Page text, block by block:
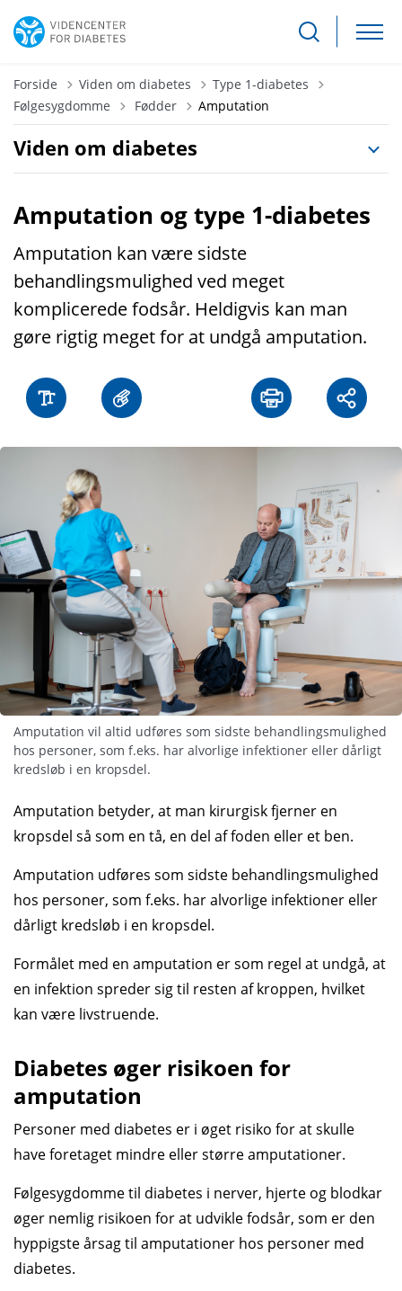
Forside Viden om diabetes
Type 1-diabetes
Følgesygdomme
Tilbage til
Fødder Amputation
Viden om diabetes
Amputation og type 1-diabetes
Amputation kan være sidste
behandlingsmulighed ved meget
komplicerede fodsår. Heldigvis kan man
gøre rigtig meget for at undgå amputation.
Amputation vil altid udføres som sidste behandlingsmulighed
hos personer, som f.eks. har alvorlige infektioner eller dårligt
kredsløb i en kropsdel.
Amputation betyder, at man kirurgisk fjerner en
kropsdel så som en tå, en del af foden eller et ben.
Amputation udføres som sidste behandlings­mulighed
hos personer, som f.eks. har alvorlige infektioner eller
dårligt kreds­løb i en kropsdel.
Formålet med en amputation er som regel at undgå, at
en infektion spreder sig til resten af kroppen, hvilket
kan være livs­truende.
Diabetes øger risikoen for
amputation
Personer med diabetes er i øget risiko for at skulle
have foretaget mindre eller større amputationer.
Følges­ygdomme til diabetes i nerver, hjerte og blodkar
øger nemlig risikoen for at udvikle fodsår, som er den
hyppigste årsag til amputationer hos personer med
diabetes.